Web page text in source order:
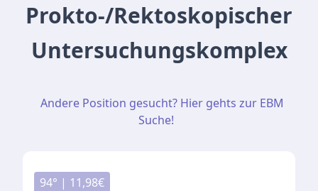
Prokto-/Rektoskopischer
Untersuchungskomplex
Andere Position gesucht? Hier gehts zur EBM
Suche!
94° | 11,98€